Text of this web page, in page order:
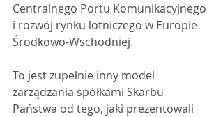
Centralnego Portu Komunikacyjnego
i rozwój rynku lotniczego w Europie
Środkowo-Wschodniej.
To jest zupełnie inny model
zarządzania spółkami Skarbu
Państwa od tego, jaki prezentowali